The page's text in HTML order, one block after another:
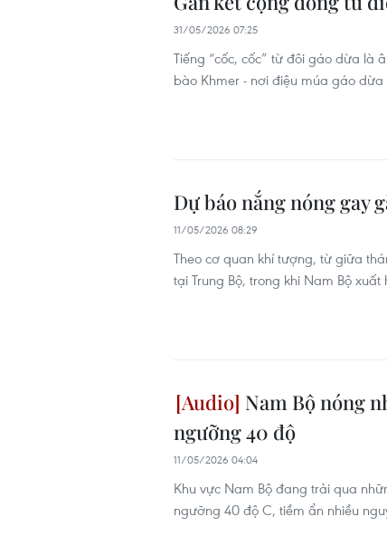
31/05/2026 07:25
Tiếng “cốc, cốc” từ đôi gáo dừa là
bào Khmer - nơi điệu múa gáo
Dự báo nắng nóng gay
11/05/2026 08:29
Theo cơ quan khí tượng, từ giữa
tại Trung Bộ, trong khi Nam Bộ
Nam Bộ nóng
ngưỡng 40 độ
11/05/2026 04:04
Khu vực Nam Bộ đang trải qua
ngưỡng 40 độ C, tiềm ẩn nhiều